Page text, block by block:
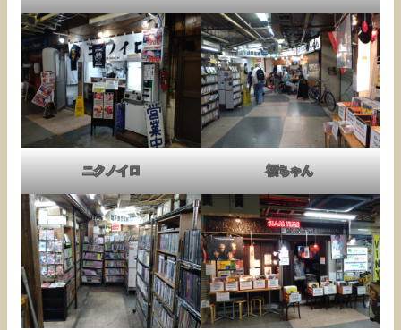
ニクノイロ 福ちゃん